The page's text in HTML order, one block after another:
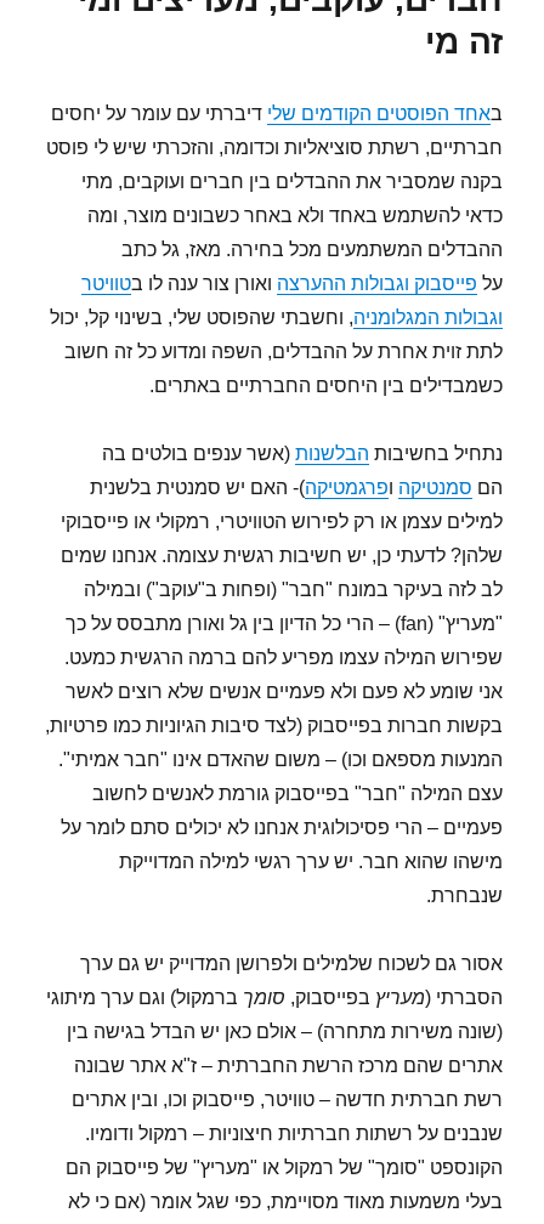
זה מי
באחד הפוסטים הקודמים שלי דיברתי עם עומר על יחסים
חברתיים, רשתת סוציאליות וכדומה, והזכרתי שיש לי פוסט
בקנה שמסביר את ההבדלים בין חברים ועוקבים, מתי
כדאי להשתמש באחד ולא באחר כשבונים מוצר, ומה
ההבדלים המשתמעים מכל בחירה. מאז, גל כתב
על פייסבוק וגבולות ההערצה ואורן צור ענה לו בטוויטר
וגבולות המגלומניה, וחשבתי שהפוסט שלי, בשינוי קל, יכול
לתת זוית אחרת על ההבדלים, השפה ומדוע כל זה חשוב
כשמבדילים בין היחסים החברתיים באתרים.
נתחיל בחשיבות הבלשנות (אשר ענפים בולטים בה
הם סמנטיקה ופרגמטיקה)- האם יש סמנטית בלשנית
למילים עצמן או רק לפירוש הטוויטרי, רמקולי או פייסבוקי
שלהן? לדעתי כן, יש חשיבות רגשית עצומה. אנחנו שמים
לב לזה בעיקר במונח "חבר" (ופחות ב"עוקב") ובמילה
"מעריץ" (fan) – הרי כל הדיון בין גל ואורן מתבסס על כך
שפירוש המילה עצמו מפריע להם ברמה הרגשית כמעט.
אני שומע לא פעם ולא פעמיים אנשים שלא רוצים לאשר
בקשות חברות בפייסבוק (לצד סיבות הגיוניות כמו פרטיות,
המנעות מספאם וכו) – משום שהאדם אינו "חבר אמיתי".
עצם המילה "חבר" בפייסבוק גורמת לאנשים לחשוב
פעמיים – הרי פסיכולוגית אנחנו לא יכולים סתם לומר על
מישהו שהוא חבר. יש ערך רגשי למילה המדוייקת
שנבחרת.
אסור גם לשכוח שלמילים ולפרושן המדוייק יש גם ערך
הסברתי (מעריץ בפייסבוק, סומך ברמקול) וגם ערך מיתוגי
(שונה משירות מתחרה) – אולם כאן יש הבדל בגישה בין
אתרים שהם מרכז הרשת החברתית – ז"א אתר שבונה
רשת חברתית חדשה – טוויטר, פייסבוק וכו, ובין אתרים
שנבנים על רשתות חברתיות חיצוניות – רמקול ודומיו.
הקונספט "סומך" של רמקול או "מעריץ" של פייסבוק הם
בעלי משמעות מאוד מסויימת, כפי שגל אומר (אם כי לא